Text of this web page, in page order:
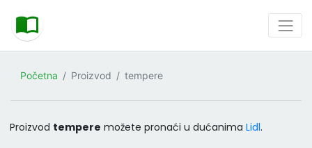
Početna Proizvod tempere
Proizvod tempere možete pronaći u dućanima Lidl.